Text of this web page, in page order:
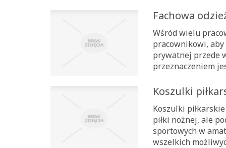
Fachowa
Wśród wielu
pracownikowi, aby
prywatnej przede
przeznaczeniem
Koszulki
Koszulki
piłki nożnej, ale
sportowych w
wszelkich